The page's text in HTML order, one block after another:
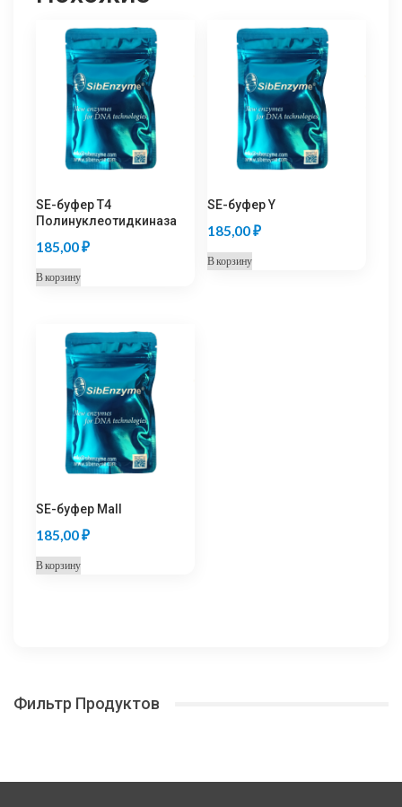
SE-буфер Т4
Полинуклеотидкиназа
185,00₽
В корзину
SE-буфер Y
185,00₽
В корзину
SE-буфер MalI
185,00₽
В корзину
Фильтр Продуктов